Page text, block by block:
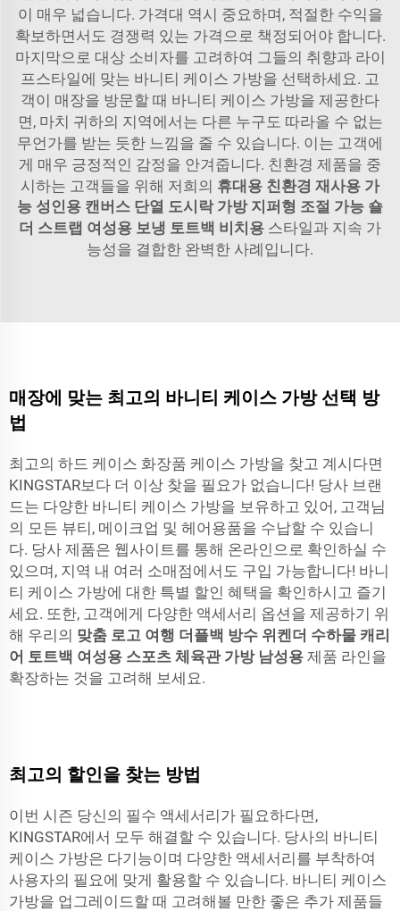
이 매우 넓습니다. 가격대 역시 중요하며, 적절한 수익을
확보하면서도 경쟁력 있는 가격으로 책정되어야 합니다.
마지막으로 대상 소비자를 고려하여 그들의 취향과 라이
프스타일에 맞는 바니티 케이스 가방을 선택하세요. 고
객이 매장을 방문할 때 바니티 케이스 가방을 제공한다
면, 마치 귀하의 지역에서는 다른 누구도 따라올 수 없는
무언가를 받는 듯한 느낌을 줄 수 있습니다. 이는 고객에
게 매우 긍정적인 감정을 안겨줍니다. 친환경 제품을 중
시하는 고객들을 위해 저희의 휴대용 친환경 재사용 가
능 성인용 캔버스 단열 도시락 가방 지퍼형 조절 가능 숄
더 스트랩 여성용 보냉 토트백 비치용 스타일과 지속 가
능성을 결합한 완벽한 사례입니다.
매장에 맞는 최고의 바니티 케이스 가방 선택 방
법
최고의 하드 케이스 화장품 케이스 가방을 찾고 계시다면
KINGSTAR보다 더 이상 찾을 필요가 없습니다! 당사 브랜
드는 다양한 바니티 케이스 가방을 보유하고 있어, 고객님
의 모든 뷰티, 메이크업 및 헤어용품을 수납할 수 있습니
다. 당사 제품은 웹사이트를 통해 온라인으로 확인하실 수
있으며, 지역 내 여러 소매점에서도 구입 가능합니다! 바니
티 케이스 가방에 대한 특별 할인 혜택을 확인하시고 즐기
세요. 또한, 고객에게 다양한 액세서리 옵션을 제공하기 위
해 우리의 맞춤 로고 여행 더플백 방수 위켄더 수하물 캐리
어 토트백 여성용 스포츠 체육관 가방 남성용 제품 라인을
확장하는 것을 고려해 보세요.
최고의 할인을 찾는 방법
이번 시즌 당신의 필수 액세서리가 필요하다면,
KINGSTAR에서 모두 해결할 수 있습니다. 당사의 바니티
케이스 가방은 다기능이며 다양한 액세서리를 부착하여
사용자의 필요에 맞게 활용할 수 있습니다. 바니티 케이스
가방을 업그레이드할 때 고려해볼 만한 좋은 추가 제품들